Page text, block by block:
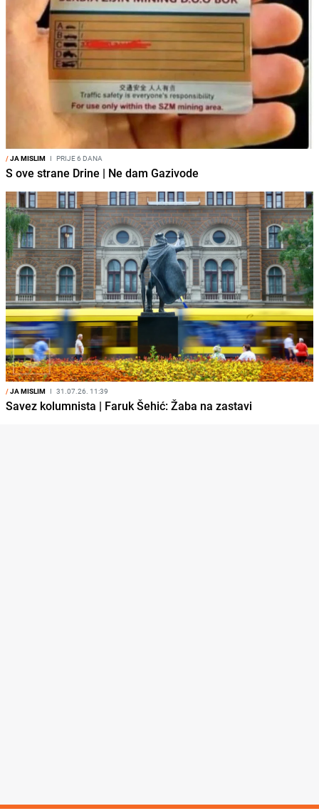
/JA MISLIM I PRIJE 6 DANA
S ove strane Drine | Ne dam Gazivode
/JA MISLIM I 31.07.26. 11:39
Savez kolumnista | Faruk Šehić: Žaba na zastavi